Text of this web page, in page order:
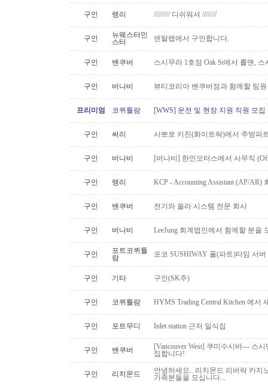
구인 랭리 ///////// 디쉬워셔 ////////
구인
뉴웨스터민
스터
덴탈랩에서 구인합니다.
구인 밴쿠버 스시무라 1호점 Oak St에서 롤맨,
구인 버나비 뷰티코리아 밴쿠버점과 함께할 팀
프리미엄 코퀴틀람 [WWS] 운전 및 현장 지원 직원 모집
구인 써리 사뽀로 키친(화이트락)에서 주방파
구인 버나비 [버나비] 한인모터스에서 사무직
구인 랭리 KCP - Accounting Assistant (AP/
구인 밴쿠버 전기와 쏠라 시스템 전문 회사
구인 버나비 LeeJung 회계법인에서 함께할 분을
구인
포트코퀴틀
람
포코 SUSHIWAY 풀(파트)타임 서버
구인 기타 구인(SK주)
구인 코퀴틀람 HYMS Trading Central Kitchen 에
구인 포트무디 Inlet station 근처 일식집
구인 밴쿠버
[Vancouver West] 쿠미수시바--- 스
집합니다!
구인 리치몬드
안녕하세요.. 리치몬드 리버락 카지
가족분들을 모십니다...